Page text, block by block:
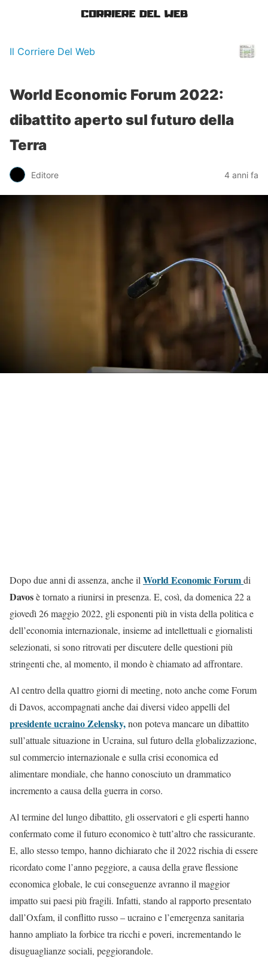
Il Corriere Del Web
World Economic Forum 2022:
dibattito aperto sul futuro della
Terra
Editore 4 anni fa
Dopo due anni di assenza, anche ilWorld Economic Forumdi
Davosè tornato a riunirsi in presenza. E, così, da domenica 22 a
giovedì 26 maggio 2022, gli esponenti più in vista della politica e
dell’economia internazionale, insieme ad intellettuali e giornalisti
selezionati, si sono ritrovati per discutere delle questioni più
stringenti che, al momento, il mondo è chiamato ad affrontare.
Al centro della quattro giorni di meeting, noto anche come Forum
di Davos, accompagnati anche dai diversi video appelli del
presidente ucraino Zelensky,non poteva mancare un dibattito
sull’attuale situazione in Ucraina, sul futuro della globalizzazione,
sul commercio internazionale e sulla crisi economica ed
alimentare mondiale, che hanno conosciuto un drammatico
incremento a causa della guerra in corso.
Al termine del lungo dibattito, gli osservatori e gli esperti hanno
confermato come il futuro economico è tutt’altro che rassicurante.
E, allo stesso tempo, hanno dichiarato che il 2022 rischia di essere
ricordato come l’anno peggiore, a causa della grave flessione
economica globale, le cui conseguenze avranno il maggior
impatto sui paesi più fragili. Infatti, stando al rapporto presentato
dall’Oxfam, il conflitto russo – ucraino e l’emergenza sanitaria
hanno ampliato la forbice tra ricchi e poveri, incrementando le
disuguaglianze sociali, peggiorandole.